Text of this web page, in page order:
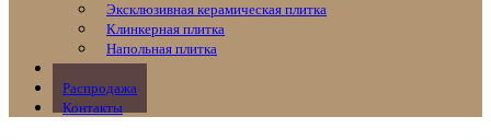
Эксклюзивная керамическая плитка
Клинкерная плитка
Напольная плитка
Портфолио
Распродажа
Контакты